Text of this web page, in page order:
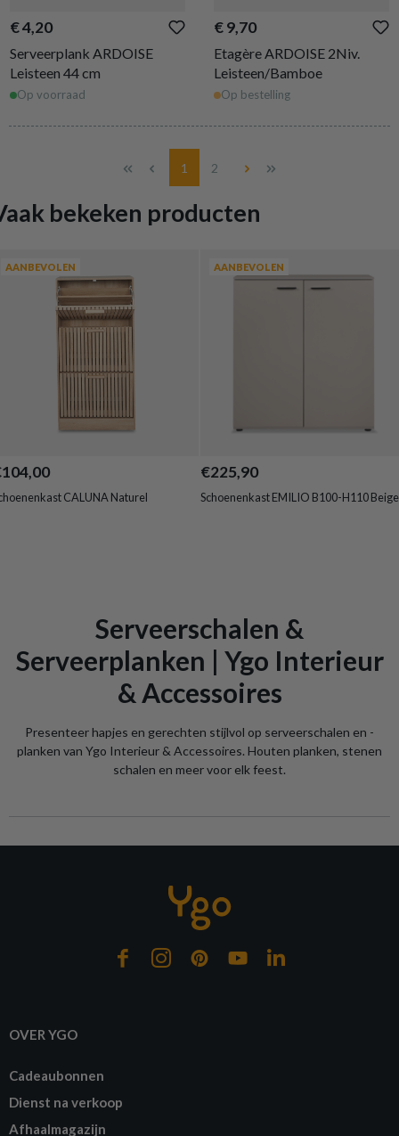
€ 4,20
Serveerplank ARDOISE
Leisteen 44 cm
Op voorraad
€ 9,70
Etagère ARDOISE 2Niv.
Leisteen/Bamboe
Op bestelling
Pagina
1 Pagina
2
bekeken producten
AANBEVOLEN
CALUNA Naturel
AANBEVOLEN
€225,90
Schoenenkast EMILIO B100-H110 Beige
Serveerschalen &
Serveerplanken | Ygo Interieur
& Accessoires
Presenteer hapjes en gerechten stijlvol op serveerschalen en -
planken van Ygo Interieur & Accessoires. Houten planken, stenen
schalen en meer voor elk feest.
OVER YGO
Cadeaubonnen
Dienst na verkoop
Afhaalmagazijn